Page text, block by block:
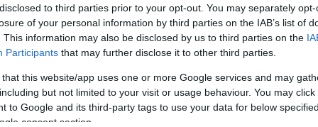
to third parties prior to your opt-out. You may separately
of your personal information by third parties on the IAB’s list of
This information may also be disclosed by us to third parties on the
Participants that may further disclose it to other third parties.
that this website/app uses one or more Google services and may
but not limited to your visit or usage behaviour. You may
to Google and its third-party tags to use your data for below
consent section.
alapított díjat szűkös anyagi körülmények között élő fiatal
minden olyan magyar színészházaspár, amelynek egyik
valamely magyar nyelvű színház főfoglalkozású